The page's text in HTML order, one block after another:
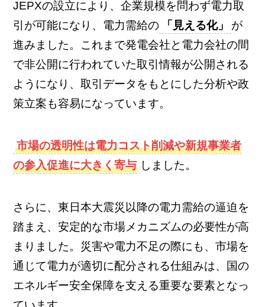
JEPXの設立により、企業規模を問わず電力取
引が可能になり、電力需給の
「見える化」
が
進みました。これまで発電会社と電力会社の間
で非公開に行われていた取引情報が公開される
ようになり、取引データをもとにした分析や政
策立案も容易になっています。
市場の透明性は電力コスト削減や新規事業者
の参入促進に大きく寄与 しました。
さらに、東日本大震災以降の電力需給の逼迫を
踏まえ、安定的な市場メカニズムの必要性が高
まりました。災害や電力不足の際にも、市場を
通じて電力が適切に配分される仕組みは、国の
エネルギー安全保障を支える重要な要素となっ